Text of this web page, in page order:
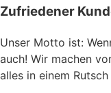
Zufriedener
Unser Motto ist:
auch! Wir machen
alles in einem